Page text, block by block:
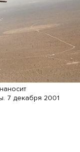
7 декабря 2001